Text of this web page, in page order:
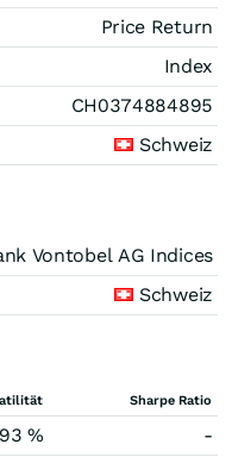
Price Return
Index
CH0374884895
Schweiz
Vontobel AG Indices
Schweiz
Sharpe Ratio
% -